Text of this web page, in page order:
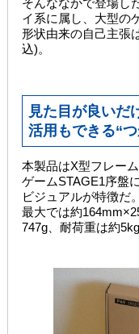
そんななかで登場し
イ系に属し、大型の
形状由来の自己主張
込)。
見た目が良いだ
活用もできる“
本製品はX型フレー
ゲームSTAGE1序盤
ビジュアルが特徴だ
最大では約
747g、耐荷重は約5kg